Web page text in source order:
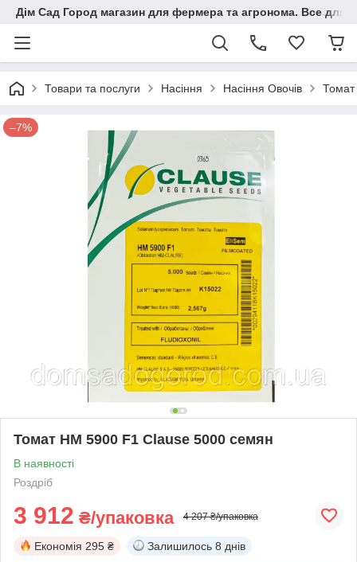
Дім Сад Город магазин для фермера та агронома. Все для
Товари та послуги Насіння Насіння Овочів Томат
–7%
Томат НМ 5900 F1 Clause 5000 семян
В наявності
Роздріб
3 912 ₴/упаковка 4 207 ₴/упаковка
Економія 295 ₴ Залишилось 8 днів